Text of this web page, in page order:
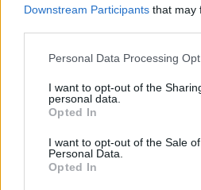
Downstream Participants that may
Personal Data Processing
I want to opt-out of the
personal data.
Opted In
I want to opt-out of the Sale
Personal Data.
Opted In